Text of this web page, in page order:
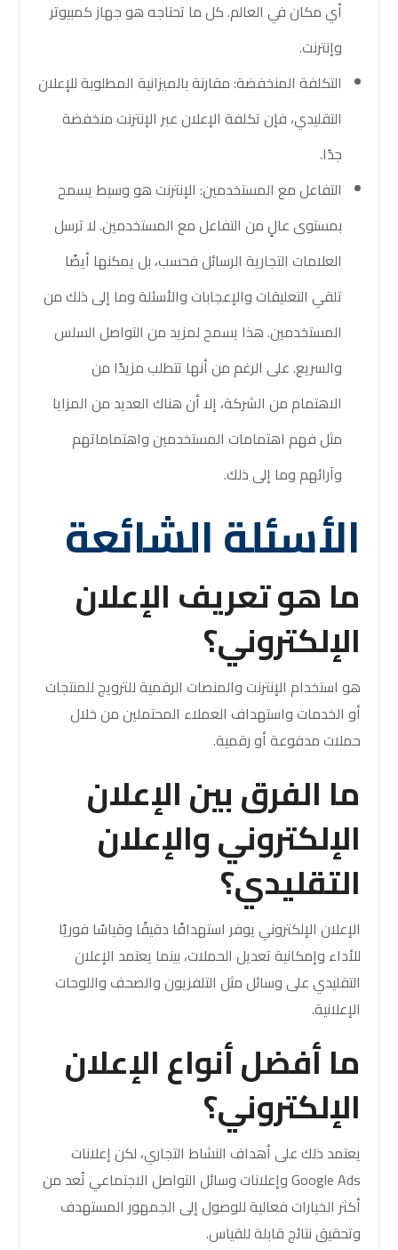
أي مكان في العالم. كل ما تحتاجه هو جهاز كمبيوتر
وإنترنت.
التكلفة المنخفضة:مقارنة بالميزانية المطلوبة للإعلان
التقليدي، فإن تكلفة الإعلان عبر الإنترنت منخفضة
جدًا.
التفاعل مع المستخدمين: الإنترنت هو وسيط يسمح
بمستوى عالٍ من التفاعل مع المستخدمين. لا ترسل
العلامات التجارية الرسائل فحسب، بل يمكنها أيضًا
تلقي التعليقات والإعجابات والأسئلة وما إلى ذلك من
المستخدمين. هذا يسمح لمزيد من التواصل السلس
والسريع. على الرغم من أنها تتطلب مزيدًا من
الاهتمام من الشركة، إلا أن هناك العديد من المزايا
مثل فهم اهتمامات المستخدمين واهتماماتهم
وآرائهم وما إلى ذلك.
الأسئلة الشائعة
ما هو تعريف الإعلان
الإلكتروني؟
هو استخدام الإنترنت والمنصات الرقمية للترويج للمنتجات
أو الخدمات واستهداف العملاء المحتملين من خلال
حملات مدفوعة أو رقمية.
ما الفرق بين الإعلان
الإلكتروني والإعلان
التقليدي؟
الإعلان الإلكتروني يوفر استهدافًا دقيقًا وقياسًا فوريًا
للأداء وإمكانية تعديل الحملات، بينما يعتمد الإعلان
التقليدي على وسائل مثل التلفزيون والصحف واللوحات
الإعلانية.
ما أفضل أنواع الإعلان
الإلكتروني؟
يعتمد ذلك على أهداف النشاط التجاري، لكن إعلانات
Google Ads وإعلانات وسائل التواصل الاجتماعي تُعد من
أكثر الخيارات فعالية للوصول إلى الجمهور المستهدف
وتحقيق نتائج قابلة للقياس.